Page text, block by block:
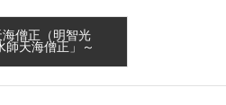
僧正（明智光
師天海僧正」～